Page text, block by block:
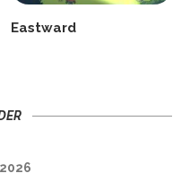
Eastward